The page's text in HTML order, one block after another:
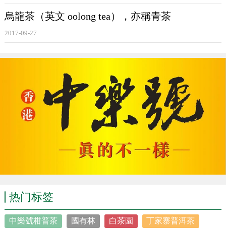
仙的共同樹種。作爲樹種時，武夷水仙，也被稱作“福建水
仙”、“水吉水仙”。
▲武夷水仙（拍攝于武夷山景區内）
接下來說說鳳凰水仙，此水仙，與福建水仙是同一樹種嗎？
可能很多人都認爲是。嘿嘿，其實不是！
1984年，全國茶樹良種審定委員會認定了一批國家良種，福
建水仙和鳳凰水仙均被列爲國家良種，隻不過編号不同，福
建水仙編号爲“華茶9号（GSCT9）”，鳳凰水仙編号爲“華茶
17号（GSCT17）”。
烏龍茶（英文 oolong tea），亦稱青茶
2017-09-27
热门标签
中樂號柑普茶 國有林 白茶園 丁家寨普洱茶